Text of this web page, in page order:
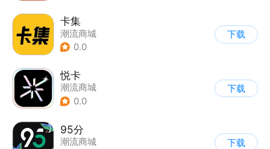
卡集
潮流商城
0.0
下载
悦卡
潮流商城
0.0
下载
95分
潮流商城
下载